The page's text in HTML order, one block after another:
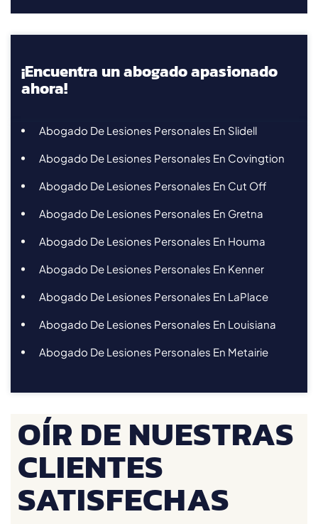
¡Encuentra un abogado apasionado
ahora!
Abogado De Lesiones Personales En Slidell
Abogado De Lesiones Personales En Covingtion
Abogado De Lesiones Personales En Cut Off
Abogado De Lesiones Personales En Gretna
Abogado De Lesiones Personales En Houma
Abogado De Lesiones Personales En Kenner
Abogado De Lesiones Personales En LaPlace
Abogado De Lesiones Personales En Louisiana
Abogado De Lesiones Personales En Metairie
OÍR DE NUESTRAS
CLIENTES
SATISFECHAS